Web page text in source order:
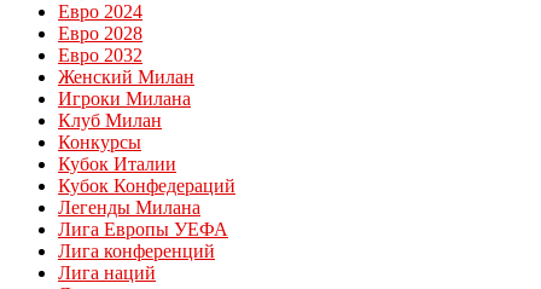
Евро 2024
Евро 2028
Евро 2032
Женский Милан
Игроки Милана
Клуб Милан
Конкурсы
Кубок Италии
Кубок Конфедераций
Легенды Милана
Лига Европы УЕФА
Лига конференций
Лига наций